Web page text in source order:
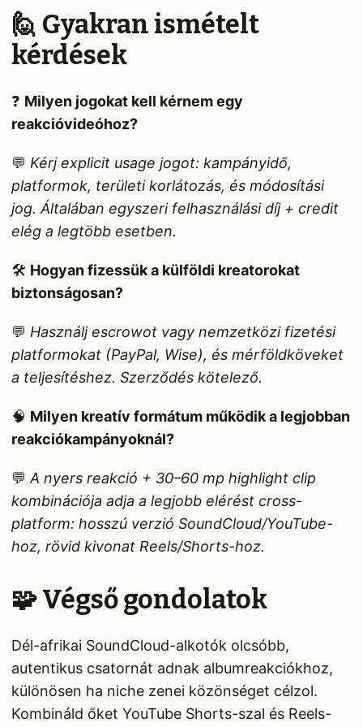
🙋 Gyakran ismételt
kérdések
❓ Milyen jogokat kell kérnem egy
reakcióvideóhoz?
💬 Kérj explicit usage jogot: kampányidő,
platformok, területi korlátozás, és módosítási
jog. Általában egyszeri felhasználási díj + credit
elég a legtöbb esetben.
🛠️ Hogyan fizessük a külföldi kreatorokat
biztonságosan?
💬 Használj escrowot vagy nemzetközi fizetési
platformokat (PayPal, Wise), és mérföldköveket
a teljesítéshez. Szerződés kötelező.
🧠 Milyen kreatív formátum működik a legjobban
reakciókampányoknál?
💬A nyers reakció + 30–60 mp highlight clip
kombinációja adja a legjobb elérést cross-
platform: hosszú verzió SoundCloud/YouTube-
hoz, rövid kivonat Reels/Shorts-hoz.
🧩 Végső gondolatok
Dél-afrikai SoundCloud-alkotók olcsóbb,
autentikus csatornát adnak albumreakciókhoz,
különösen ha niche zenei közönséget célzol.
Kombináld őket YouTube Shorts-szal és Reels-